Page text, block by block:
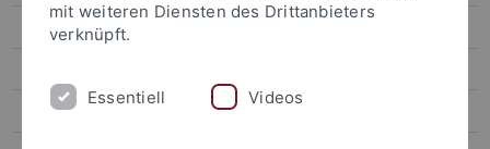
Lehre
Betreute Arbeiten
mit weiteren Diensten des Drittanbieters
verknüpft.
Essentiell Videos